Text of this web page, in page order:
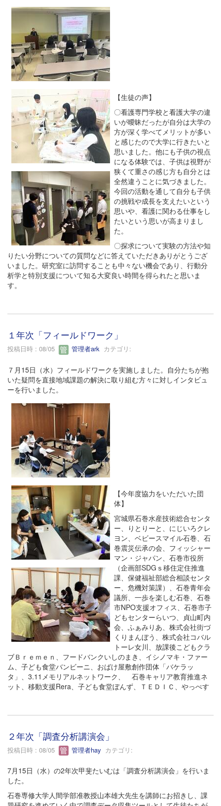
【生徒の声】
〇看護専門学校と看護大学の違
いが曖昧だったが自分は大学の
方が深く学べてメリットが多い
と感じたので大学に行きたいと
思いました。他にも子供の視点
になる体験では、子供は視野が
狭くて重さの感じ方も自分とは
全然違うことに気づきました。
今回の活動を通して自分も子供
の挑戦や成長を支えたいという
思いや、看護に関わる仕事をし
たいという思いが高まりまし
た。
〇探求について実験の方法や知
りたい分野についての質問などに答えていただきありがとうござ
いました。研究室に訪問することも中々ない機会であり、行動分
析学と特別支援について知る大変良い時間を得られたと思いま
す。
１年次「フィールドワーク」
投稿日時 : 08/05 管理者ark カテゴリ:
７月15日（水）フィールドワークを実施しました。自分たちが抱
いた疑問を直接地域課題の解決に取り組む方々に対しインタビュ
ーを行いました。
【今年度協力をいただいた団
体】
宮城県石巻水産技術総合センタ
ー、りとりーと、にじいろクレ
ヨン、ベビースマイル石巻、石
巻震災伝承の会、フィッシャー
マン・ジャパン、石巻市役所
（企画部SDGｓ移住定住推進
課、保健福祉部総合相談センタ
ー、危機対策課）、石巻青年会
議所、一歩を楽しむ石巻、石巻
市NPO支援オフィス、石巻市子
どもセンターらいつ、貞山町内
会、ふぁみりあ、株式会社街づ
くりまんぼう、株式会社コバル
トーレ女川、放課後こどもクラ
ブＢｒｅｍｅｎ、フードバンクいしのまき、イシノマキ・ファー
ム、子ども食堂バンビーニ、おばけ屋敷創作団体「バケラッ
タ」、3.11メモリアルネットワーク、 石巻キャリア教育推進ネ
ット、移動支援Rera、子ども食堂ぼんず、ＴＥＤＩＣ、やっぺす
２年次「調査分析講演会」
投稿日時 : 08/05 管理者hay カテゴリ:
7月15日（水）の2年次甲斐たいむは「調査分析講演会」を行いま
した。
石巻専修大学人間学部准教授山本雄大先生を講師にお招きし、課